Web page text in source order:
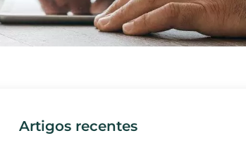
Artigos recentes